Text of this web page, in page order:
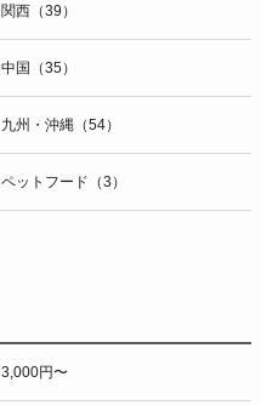
関西（39）
中国（35）
九州・沖縄（54）
ペットフード（3）
3,000円〜